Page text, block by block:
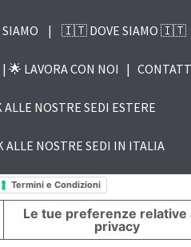
SIAMO | 🇮🇹 DOVE SIAMO 🇮🇹
🌟 LAVORA CON NOI |
NOSTRE SEDI ESTERE
NOSTRE SEDI IN ITALIA
Termini e Condizioni
Le tue preferenze relative
privacy